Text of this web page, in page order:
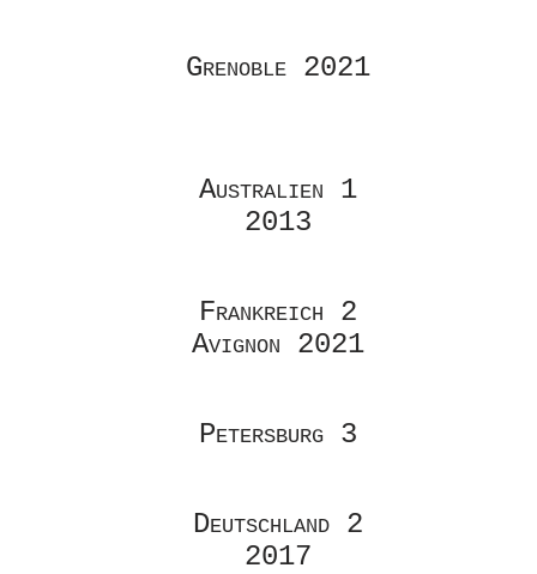
Grenoble 2021
Australien 1
2013
Frankreich 2
Avignon 2021
Petersburg 3
Deutschland 2
2017